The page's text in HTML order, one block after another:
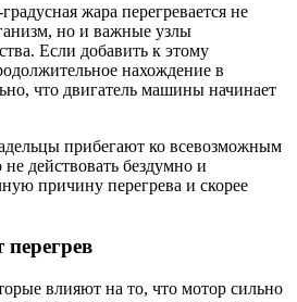
жара перегревается не
но и важные узлы
Если добавить к этому
нахождение в
что двигатель машины начинает
прибегают ко всевозможным
действовать бездумно и
причину перегрева и скорее
влияют на то, что мотор сильно